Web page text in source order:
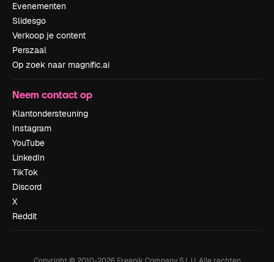
Evenementen
Slidesgo
Verkoop je content
Perszaal
Op zoek naar magnific.ai
Neem contact op
Klantondersteuning
Instagram
YouTube
LinkedIn
TikTok
Discord
X
Reddit